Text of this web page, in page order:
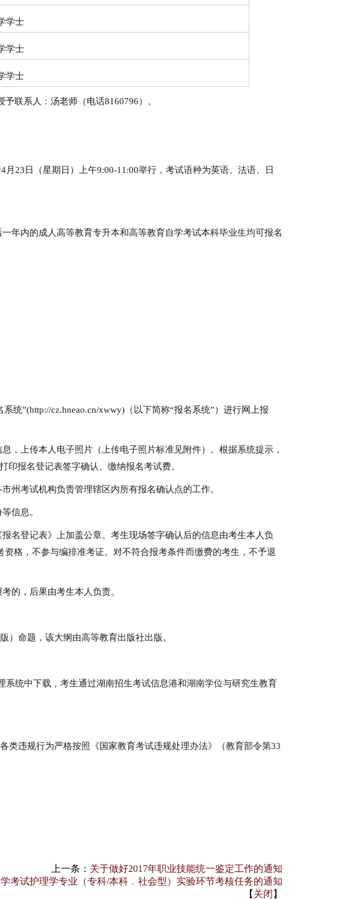
学士
学士
学士
联系人：汤老师（电话8160796）。
23日（星期日）上午9:00-11:00举行，考试语种为英语、法语、日
年内的成人高等教育专升本和高等教育自学考试本科毕业生均可报名
统”(http://cz.hneao.cn/xwwy)（以下简称“报名系统”）进行网上报
，上传本人电子照片（上传电子照片标准见附件）。根据系统提示，
报名登记表签字确认、缴纳报名考试费。
州考试机构负责管理辖区内所有报名确认点的工作。
信息。
名登记表》上加盖公章。考生现场签字确认后的信息由考生本人负
格，不参与编排准考证。对不符合报考条件而缴费的考生，不予退
的，后果由考生本人负责。
命题，该大纲由高等教育出版社出版。
统中下载，考生通过湖南招生考试信息港和湖南学位与研究生教育
违规行为严格按照《国家教育考试违规处理办法》（教育部令第33
上一条： 关于做好2017年职业技能统一鉴定工作的通知
考试护理学专业（专科/本科﹒社会型）实验环节考核任务的通知
【 关闭 】